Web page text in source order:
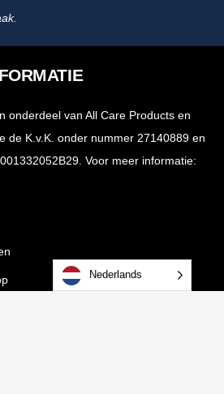
onderdeel van All Care Products en
de K.v.K. onder nummer 27140889 en
Voor meer informatie:
Nederlands